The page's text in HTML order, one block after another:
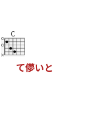
C
て儚いと